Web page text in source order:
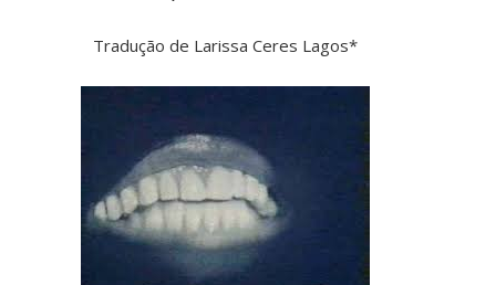
Tradução de Larissa Ceres Lagos*